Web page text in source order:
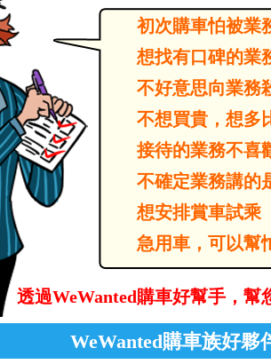
初次購車怕被業
想找有口碑的業
不好意思向業務
不想買貴，想多
接待的業務不喜
不確定業務講的
想安排賞車試乘
急用車，可以幫
透過WeWanted購車好幫手，幫
WeWanted購車族好夥